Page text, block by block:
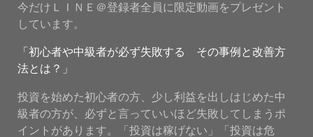
今だけＬＩＮＥ＠登録者全員に限定動画をプレゼント
しています。
「初心者や中級者が必ず失敗する その事例と改善方
法とは？」
投資を始めた初心者の方、少し利益を出しはじめた中
級者の方が、必ずと言っていいほど失敗してしまうポ
イントがあります。「投資は稼げない」「投資は危